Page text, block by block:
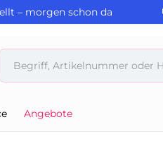
– morgen schon da
Angebote